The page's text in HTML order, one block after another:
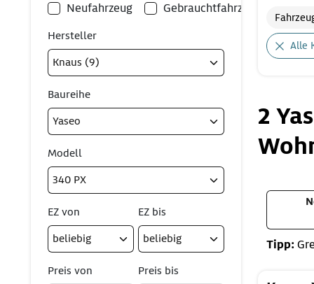
Alle
2
Tipp:
Neufahrzeug Gebrauchtfahrzeug
Hersteller
Baureihe
Modell
EZ von EZ bis
Preis von Preis bis